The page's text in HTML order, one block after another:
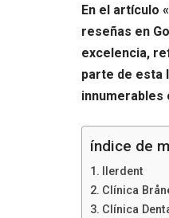
En el artículo
reseñas en
excelencia,
parte de esta
índice de
Ilerdent
Clínica
Clínica